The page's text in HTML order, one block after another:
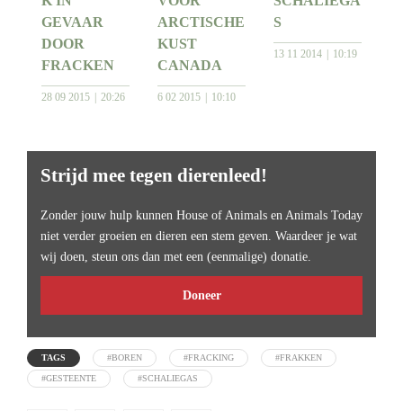
GEVAAR
DOOR
FRACKEN
28 09 2015 20:26
ARCTISCHE
KUST
CANADA
6 02 2015 10:10
S
13 11 2014 10:19
Strijd mee tegen dierenleed!
Zonder jouw hulp kunnen House of Animals en Animals Today
niet verder groeien en dieren een stem geven. Waardeer je wat
wij doen, steun ons dan met een (eenmalige) donatie.
Doneer
TAGS #BOREN #FRACKING #FRAKKEN
#GESTEENTE #SCHALIEGAS